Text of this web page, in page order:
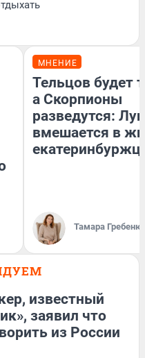
МНЕНИЕ
Тельцов будет
а Скорпионы
разведутся:
вмешается в
Тамара
известный
заявил что
из России